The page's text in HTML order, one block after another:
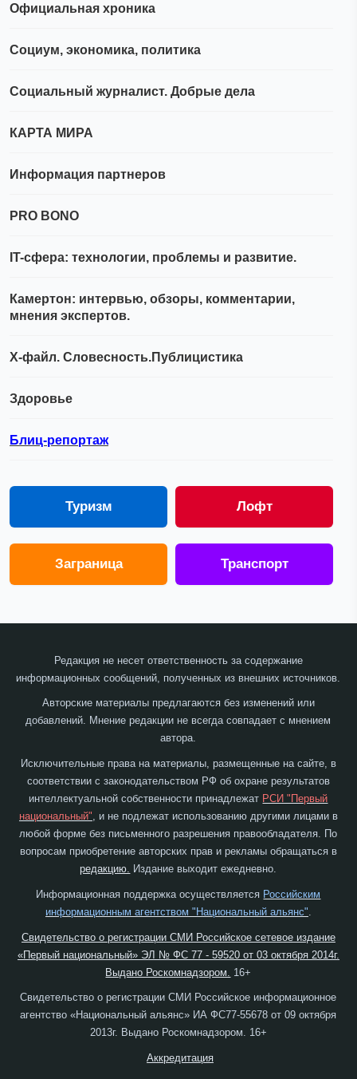
Официальная хроника
Социум, экономика, политика
Социальный журналист. Добрые дела
КАРТА МИРА
Информация партнеров
PRO BONO
IT-сфера: технологии, проблемы и развитие.
Камертон: интервью, обзоры, комментарии,
мнения экспертов.
Х-файл. Словесность.Публицистика
Здоровье
Блиц-репортаж
Туризм Лофт
Заграница Транспорт
Редакция не несет ответственность за содержание
информационных сообщений, полученных из внешних источников.
Авторские материалы предлагаются без изменений или
добавлений. Мнение редакции не всегда совпадает с мнением
автора.
Исключительные права на материалы, размещенные на сайте, в
соответствии с законодательством РФ об охране результатов
интеллектуальной собственности принадлежат РСИ "Первый
национальный", и не подлежат использованию другими лицами в
любой форме без письменного разрешения правообладателя. По
вопросам приобретение авторских прав и рекламы обращаться в
редакцию. Издание выходит ежедневно.
Информационная поддержка осуществляется Российским
информационным агентством "Национальный альянс"
Свидетельство о регистрации СМИ Российское сетевое издание
«Первый национальный» ЭЛ № ФС 77 - 59520 от 03 октября 2014г.
Выдано Роскомнадзором.
16+
Свидетельство о регистрации СМИ Российское информационное
агентство «Национальный альянс» ИА ФС77-55678 от 09 октября
2013г. Выдано Роскомнадзором. 16+
Аккредитация